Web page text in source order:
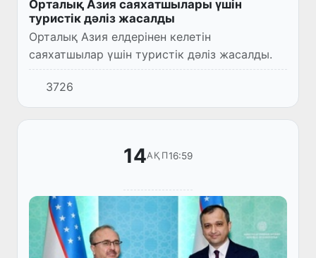
Орталық Азия саяхатшылары үшін
туристік дәліз жасалды
Орталық Азия елдерінен келетін
саяхатшылар үшін туристік дәліз жасалды.
3726
14АҚП16:59